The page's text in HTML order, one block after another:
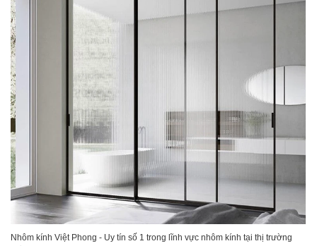
Nhôm kính Việt Phong - Uy tín số 1 trong lĩnh vực nhôm kính tại thị trường